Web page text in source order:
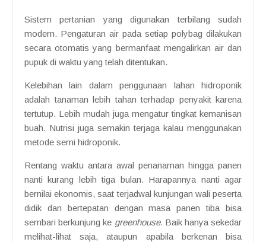
Sistem pertanian yang digunakan terbilang sudah
modern. Pengaturan air pada setiap polybag dilakukan
secara otomatis yang bermanfaat mengalirkan air dan
pupuk di waktu yang telah ditentukan.
Kelebihan lain dalam penggunaan lahan hidroponik
adalah tanaman lebih tahan terhadap penyakit karena
tertutup. Lebih mudah juga mengatur tingkat kemanisan
buah. Nutrisi juga semakin terjaga kalau menggunakan
metode semi hidroponik.
Rentang waktu antara awal penanaman hingga panen
nanti kurang lebih tiga bulan. Harapannya nanti agar
bernilai ekonomis, saat terjadwal kunjungan wali peserta
didik dan bertepatan dengan masa panen tiba bisa
sembari berkunjung ke greenhouse. Baik hanya sekedar
melihat-lihat saja, ataupun apabila berkenan bisa